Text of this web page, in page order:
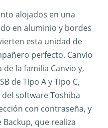
alojados en una
en aluminio y bordes
esta unidad de
perfecto. Canvio
la familia Canvio y,
de Tipo A y Tipo C,
software Toshiba
con contraseña, y
que realiza